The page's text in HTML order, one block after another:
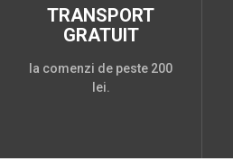
TRANSPORT
GRATUIT
la comenzi de peste 200
lei.